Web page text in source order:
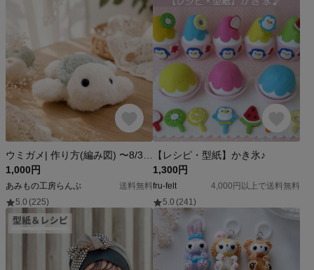
1,000円
あみもの工房らんぷ
送料無料
5.0 (225)
【レシピ・型紙】かき氷♪
1,300円
fru-felt
4,000円以上で送料無料
5.0 (241)